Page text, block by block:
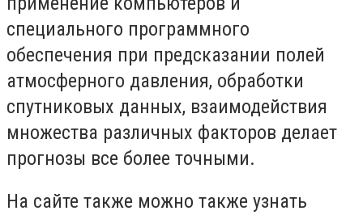
специального программного
обеспечения при предсказании полей
атмосферного давления, обработки
спутниковых данных, взаимодействия
множества различных факторов делает
прогнозы все более точными.
На сайте также можно также узнать